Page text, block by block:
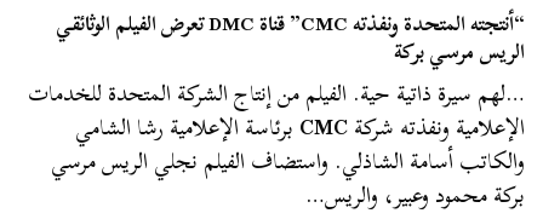
“أنتجته المتحدة ونفذته CMC” قناة DMC تعرض الفيلم الوثائقي
الريس مرسي بركة
…لهم سيرة ذاتية حية. الفيلم من إنتاج الشركة المتحدة للخدمات
الإعلامية ونفذته شركةCMCبرئاسة الإعلامية رشا الشامي
والكاتب أسامة الشاذلي. واستضاف الفيلم نجلي الريس مرسي
بركة محمود وعبير، والريس…